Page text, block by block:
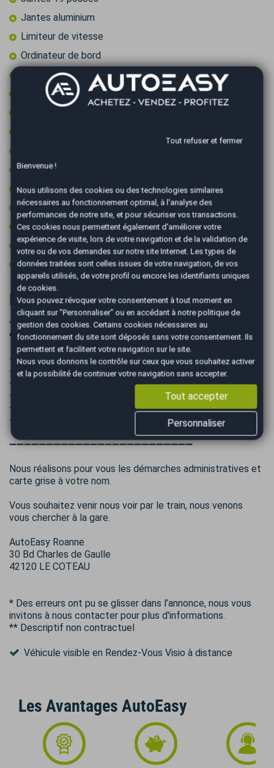
Jantes aluminium
Limiteur de vitesse
Ordinateur de bord
Pack éclairage ambiance
Pack sport
Retroviseur intérieur électrochrome
Rétroviseurs électriques
Sièges sport
Suspension sport
Vitres surteintées
Volant cuir
Informations complémentaires
➖➖➖➖➖➖➖➖➖➖➖➖➖➖➖➖➖➖➖➖➖➖➖➖➖
➡️ Ce qu’il faut savoir sur ce véhicule :
- Véhicule en très bon état !
- Entretiens à jours (factures présentes)
- Dernier entretien effectué pour la vente
- Kit distribution changé le 17/10/2019
- Double des clés
- Disponible immédiatement
➖➖➖➖➖➖➖➖➖➖➖➖➖➖➖➖➖➖➖➖➖➖➖➖➖
Nous réalisons pour vous les démarches administratives et
carte grise à votre nom.
Vous souhaitez venir nous voir par le train, nous venons
vous chercher à la gare.
AutoEasy Roanne
30 Bd Charles de Gaulle
42120 LE COTEAU
* Des erreurs ont pu se glisser dans l’annonce, nous vous
invitons à nous contacter pour plus d'informations.
** Descriptif non contractuel
Véhicule visible en Rendez-Vous Visio à distance
Les Avantages AutoEasy
Tout refuser et fermer
Bienvenue !
Nous utilisons des cookies ou des technologies similaires
nécessaires au fonctionnement optimal, à l'analyse des
performances de notre site, et pour sécuriser vos transactions.
Ces cookies nous permettent également d'améliorer votre
expérience de visite, lors de votre navigation et de la validation de
votre ou de vos demandes sur notre site Internet. Les types de
données traitées sont celles issues de votre navigation, de vos
appareils utilisés, de votre profil ou encore les identifiants uniques
de cookies.
Vous pouvez révoquer votre consentement à tout moment en
cliquant sur "Personnaliser" ou en accédant à notre politique de
gestion des cookies. Certains cookies nécessaires au
fonctionnement du site sont déposés sans votre consentement. Ils
permettent et facilitent votre navigation sur le site.
Nous vous donnons le contrôle sur ceux que vous souhaitez activer
et la possibilité de continuer votre navigation sans accepter.
Tout accepter
Personnaliser